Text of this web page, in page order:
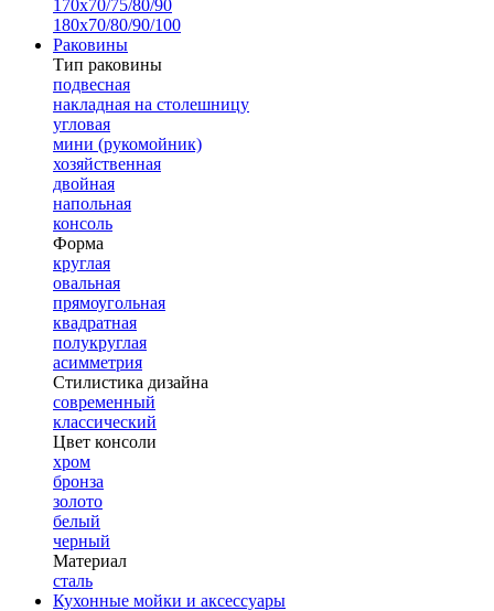
170х70/75/80/90
180х70/80/90/100
Раковины
Тип раковины
подвесная
накладная на столешницу
угловая
мини (рукомойник)
хозяйственная
двойная
напольная
консоль
Форма
круглая
овальная
прямоугольная
квадратная
полукруглая
асимметрия
Стилистика дизайна
современный
классический
Цвет консоли
хром
бронза
золото
белый
черный
Материал
сталь
Кухонные мойки и аксессуары